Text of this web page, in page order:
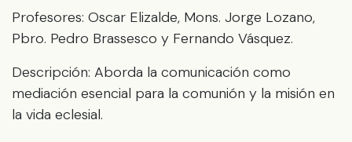
Profesores: Oscar Elizalde, Mons. Jorge Lozano,
Pbro. Pedro Brassesco y Fernando Vásquez.
Descripción: Aborda la comunicación como
mediación esencial para la comunión y la misión en
la vida eclesial.